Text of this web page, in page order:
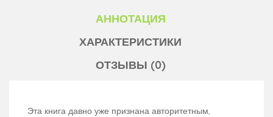
АННОТАЦИЯ
ХАРАКТЕРИСТИКИ
ОТЗЫВЫ (0)
Эта книга давно уже признана авторитетным,